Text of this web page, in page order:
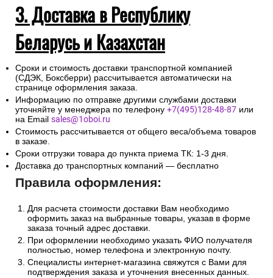
3. Доставка в Республику
Беларусь и Казахстан
Сроки и стоимость доставки транспортной компанией
(СДЭК, Боксберри) рассчитывается автоматически на
странице оформления заказа.
Информацию по отправке другими службами доставки
уточняйте у менеджера по телефону +7(495)128-48-87 или
на Email sales@1oboi.ru
Стоимость рассчитывается от общего веса/объема товаров
в заказе.
Сроки отгрузки товара до пункта приема ТК: 1-3 дня.
Доставка до транспортных компаний — бесплатно
Правила оформления:
Для расчета стоимости доставки Вам необходимо
оформить заказ на выбранные товары, указав в форме
заказа точный адрес доставки.
При оформлении необходимо указать ФИО получателя
полностью, номер телефона и электронную почту.
Специалисты интернет-магазина свяжутся с Вами для
подтверждения заказа и уточнения внесенных данных.